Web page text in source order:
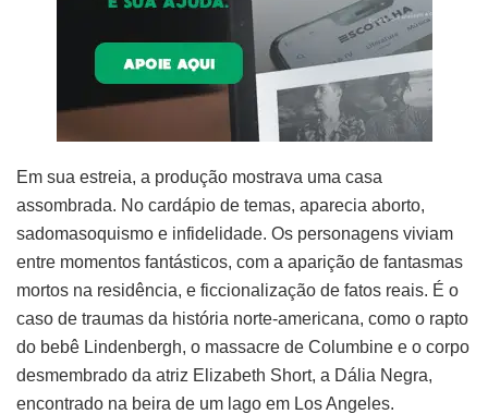
Em sua estreia, a produção mostrava uma casa
assombrada. No cardápio de temas, aparecia aborto,
sadomasoquismo e infidelidade. Os personagens viviam
entre momentos fantásticos, com a aparição de fantasmas
mortos na residência, e ficcionalização de fatos reais. É o
caso de traumas da história norte-americana, como o rapto
do bebê Lindenbergh, o massacre de Columbine e o corpo
desmembrado da atriz Elizabeth Short, a Dália Negra,
encontrado na beira de um lago em Los Angeles.